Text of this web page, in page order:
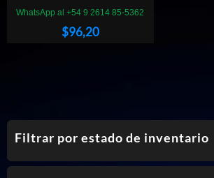
Filtrar por estado de inventario
VGA/HDMI VESA
$96,20
WhatsApp al +54 9 2614 85-5362